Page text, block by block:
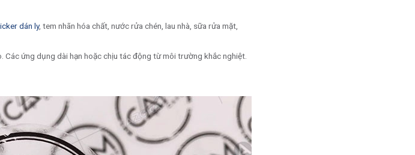
dán ly, tem nhãn hóa chất, nước rửa chén, lau nhà, sữa rửa mặt,
ứng dụng dài hạn hoặc chịu tác động từ môi trường khắc nghiệt.